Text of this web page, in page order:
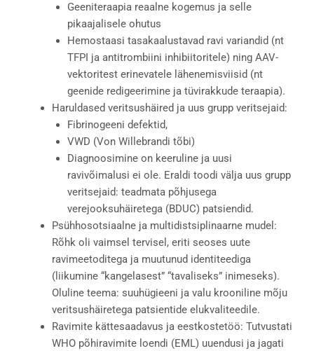
Geeniteraapia reaalne kogemus ja selle
pikaajalisele ohutus
Hemostaasi tasakaalustavad ravi variandid (nt
TFPI ja antitrombiini inhibiitoritele) ning AAV-
vektoritest erinevatele lähenemisviisid (nt
geenide redigeerimine ja tüvirakkude teraapia).
Haruldased veritsushäired ja uus grupp veritsejaid:
Fibrinogeeni defektid,
VWD (Von Willebrandi tõbi)
Diagnoosimine on keeruline ja uusi
ravivõimalusi ei ole. Eraldi toodi välja uus grupp
veritsejaid: teadmata põhjusega
verejooksuhäiretega (BDUC) patsiendid.
Psühhosotsiaalne ja multidistsiplinaarne mudel:
Rõhk oli vaimsel tervisel, eriti seoses uute
ravimeetoditega ja muutunud identiteediga
(liikumine “kangelasest” “tavaliseks” inimeseks).
Oluline teema: suuhügieeni ja valu krooniline mõju
veritsushäiretega patsientide elukvaliteedile.
Ravimite kättesaadavus ja eestkostetöö: Tutvustati
WHO põhiravimite loendi (EML) uuendusi ja jagati